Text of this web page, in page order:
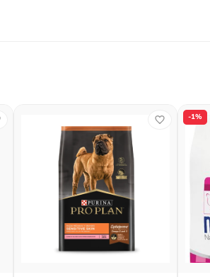
-1%